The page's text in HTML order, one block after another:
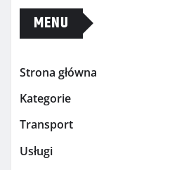
MENU
Strona główna
Kategorie
Transport
Usługi